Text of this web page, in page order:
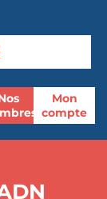
Mon
compte